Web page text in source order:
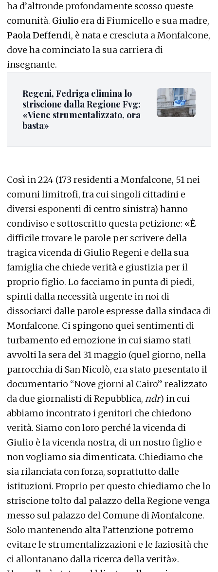
ha d’altronde profondamente scosso queste
comunità. Giulio era di Fiumicello e sua madre,
Paola Deffendi, è nata e cresciuta a Monfalcone,
dove ha cominciato la sua carriera di
insegnante.
Regeni, Fedriga elimina lo
striscione dalla Regione Fvg:
«Viene strumentalizzato, ora
basta»
Così in 224 (173 residenti a Monfalcone, 51 nei
comuni limitrofi, fra cui singoli cittadini e
diversi esponenti di centro sinistra) hanno
condiviso e sottoscritto questa petizione: «È
difficile trovare le parole per scrivere della
tragica vicenda di Giulio Regeni e della sua
famiglia che chiede verità e giustizia per il
proprio figlio. Lo facciamo in punta di piedi,
spinti dalla necessità urgente in noi di
dissociarci dalle parole espresse dalla sindaca di
Monfalcone. Ci spingono quei sentimenti di
turbamento ed emozione in cui siamo stati
avvolti la sera del 31 maggio (quel giorno, nella
parrocchia di San Nicolò, era stato presentato il
documentario “Nove giorni al Cairo” realizzato
da due giornalisti di Repubblica, ndr) in cui
abbiamo incontrato i genitori che chiedono
verità. Siamo con loro perché la vicenda di
Giulio è la vicenda nostra, di un nostro figlio e
non vogliamo sia dimenticata. Chiediamo che
sia rilanciata con forza, soprattutto dalle
istituzioni. Proprio per questo chiediamo che lo
striscione tolto dal palazzo della Regione venga
messo sul palazzo del Comune di Monfalcone.
Solo mantenendo alta l’attenzione potremo
evitare le strumentalizzazioni e le faziosità che
ci allontanano dalla ricerca della verità».